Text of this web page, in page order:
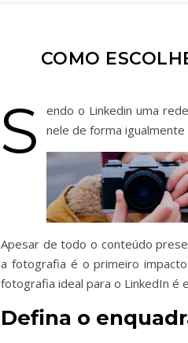
COMO
S
endo o Linkedin uma
nele de forma
Apesar de todo o conteúdo
a fotografia é o primeiro
fotografia ideal para o LinkedIn é
Defina o